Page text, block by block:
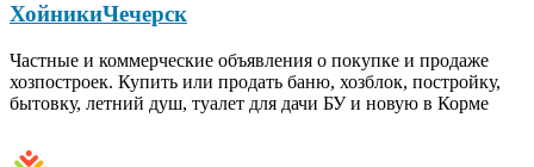
ХойникиЧечерск
Частные и коммерческие объявления о покупке и продаже
хозпостроек. Купить или продать баню, хозблок, постройку,
бытовку, летний душ, туалет для дачи БУ и новую в Корме